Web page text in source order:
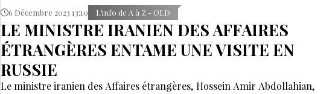
6 Décembre 2023 13:10 L’info de A à Z - OLD
LE MINISTRE IRANIEN DES AFFAIRES
ÉTRANGÈRES ENTAME UNE VISITE EN
RUSSIE
Le ministre iranien des Affaires étrangères, Hossein Amir Abdollahian,